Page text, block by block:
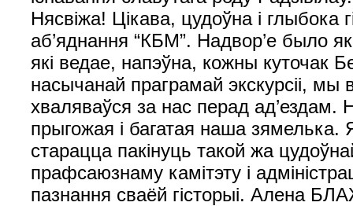
Нясвіжа! Цікава, цудоўна і
аб’яднання “КБМ”. Надвор’е было
які ведае, напэўна, кожны куточак
насычанай праграмай экскурсіі, мы
хваляваўся за нас перад ад’ездам.
прыгожая і багатая наша зямелька.
старацца пакінуць такой жа
прафсаюзнаму камітэту і
пазнання сваёй гісторыі. Алена